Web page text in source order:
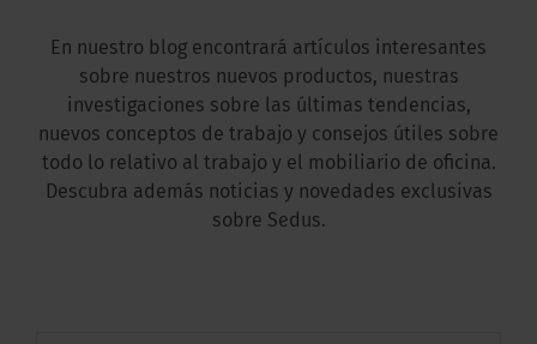
y acústica
& Software
de trabajo «Sedus Solutions»
de trabajo
y bienestar
y hechos
En nuestro blog encontrará artículos interesantes
sobre nuestros nuevos productos, nuestras
investigaciones sobre las últimas tendencias,
nuevos conceptos de trabajo y consejos útiles sobre
todo lo relativo al trabajo y el mobiliario de oficina.
Descubra además noticias y novedades exclusivas
sobre Sedus.